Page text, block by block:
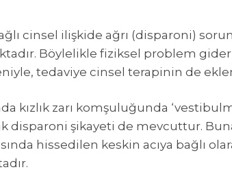
cinsel ilişkide ağrı (disparoni)
Böylelikle fiziksel problem
tedaviye cinsel terapinin de
kızlık zarı komşuluğunda
disparoni şikayeti de mevcuttur.
hissedilen keskin acıya bağlı